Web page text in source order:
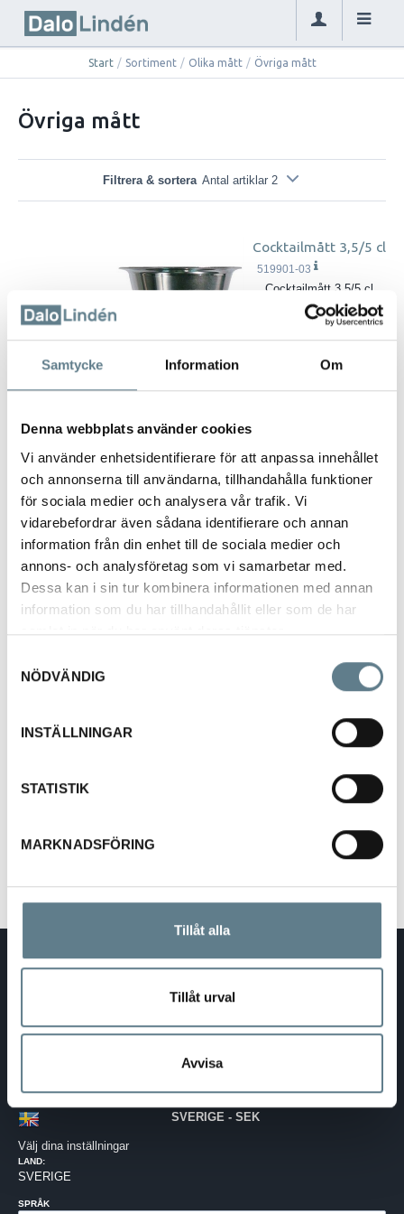
Samtycke Information Om
Denna webbplats använder cookies
Vi använder enhetsidentifierare för att anpassa innehållet
och annonserna till användarna, tillhandahålla funktioner
för sociala medier och analysera vår trafik. Vi
vidarebefordrar även sådana identifierare och annan
information från din enhet till de sociala medier och
annons- och analysföretag som vi samarbetar med.
Dessa kan i sin tur kombinera informationen med annan
information som du har tillhandahållit eller som de har
samlat in när du har använt deras tjänster.
NÖDVÄNDIG
INSTÄLLNINGAR
STATISTIK
MARKNADSFÖRING
Tillåt alla
Tillåt urval
Avvisa
Start / Sortiment / Olika mått / Övriga mått
Övriga mått
Filtrera & sortera Antal artiklar 2
Cocktailmått 3,5/5 cl
519901-03
Cocktailmått 3,5/5 cl
Tillverkat av rostfritt stål
18/10.
Graderat
Visa
Måttbringare 0,5 l,
klar SAN
9832510-03
Måttbringare 0,5 L klar
Tillverkad av SAN
Svenska, Finska,
Engelska, Tyska,
Vatten (ml)
Mjöl, socker, ris (gram)
DaloLindén AB
SE-331 53 VÄRNAMO
SVERIGE - SEK
Välj dina inställningar
LAND:
SVERIGE
SPRÅK